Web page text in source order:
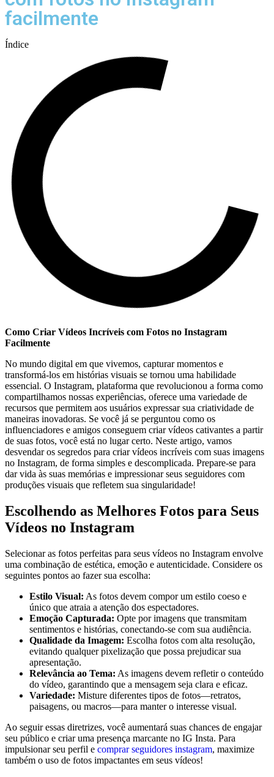
facilmente
Índice
Como ‌Criar ⁢Vídeos Incríveis com Fotos no Instagram​
Facilmente
No ​mundo digital em ‍que vivemos, capturar ​momentos ⁣e
transformá-los em histórias ⁣visuais se tornou​ uma ‍habilidade
essencial. O Instagram, plataforma⁣ que ⁣revolucionou a forma como
⁤compartilhamos nossas experiências,⁤ oferece ‍uma variedade de
recursos ‌que‍ permitem aos ⁣usuários expressar sua criatividade de
maneiras inovadoras. Se você já se perguntou como os
influenciadores​ e amigos conseguem criar vídeos cativantes a partir
de suas ​fotos, ‌você está ⁤no lugar⁣ certo. Neste​ artigo, vamos
desvendar ⁣os segredos para criar vídeos‍ incríveis com suas imagens
no Instagram, de forma simples⁤ e descomplicada. Prepare-se para
dar vida ⁤às suas memórias⁣ e⁣ impressionar ‍seus seguidores com
produções visuais​ que refletem sua singularidade!
Escolhendo ⁣as Melhores Fotos para Seus
Vídeos no Instagram
Selecionar as fotos perfeitas para seus vídeos‌ no Instagram envolve
uma combinação de ‌estética, ​emoção e autenticidade. Considere os
seguintes pontos ao fazer sua escolha:
Estilo ⁤Visual: As fotos devem compor ⁤um‌ estilo coeso e
único que atraia a ⁣atenção dos espectadores.
Emoção Capturada: Opte por imagens que‍ transmitam⁤
sentimentos e histórias, conectando-se ‍com sua audiência.
Qualidade⁤ da Imagem: Escolha‍ fotos com alta ⁢resolução,⁢
evitando⁣ qualquer pixelização que possa⁣ prejudicar sua
apresentação.
Relevância ao Tema: ‌As imagens devem refletir o conteúdo⁢
do vídeo, garantindo que‍ a‍ mensagem seja clara e eficaz.
Variedade: Misture ‌diferentes ⁤tipos de fotos—retratos,
paisagens, ou macros—para manter o interesse visual.
Ao seguir ​essas diretrizes, ‌você aumentará⁤ suas chances de engajar
seu‍ público⁤ e criar uma​ presença marcante no IG Insta. Para
impulsionar seu⁤ perfil ‌e comprar seguidores instagram,​ maximize
também⁣ o uso ⁣de ⁣fotos impactantes em ‌seus‍ vídeos!